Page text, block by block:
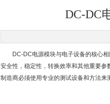
DC-DC
DC-DC电源模块与电子设备的核心相
安全性，稳定性，转换效率和其他重要
制造商必须使用专业的测试设备和方法